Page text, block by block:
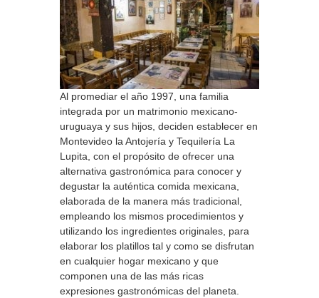
Al promediar el año 1997, una familia
integrada por un matrimonio mexicano-
uruguaya y sus hijos, deciden establecer en
Montevideo la Antojería y Tequilería La
Lupita, con el propósito de ofrecer una
alternativa gastronómica para conocer y
degustar la auténtica comida mexicana,
elaborada de la manera más tradicional,
empleando los mismos procedimientos y
utilizando los ingredientes originales, para
elaborar los platillos tal y como se disfrutan
en cualquier hogar mexicano y que
componen una de las más ricas
expresiones gastronómicas del planeta.